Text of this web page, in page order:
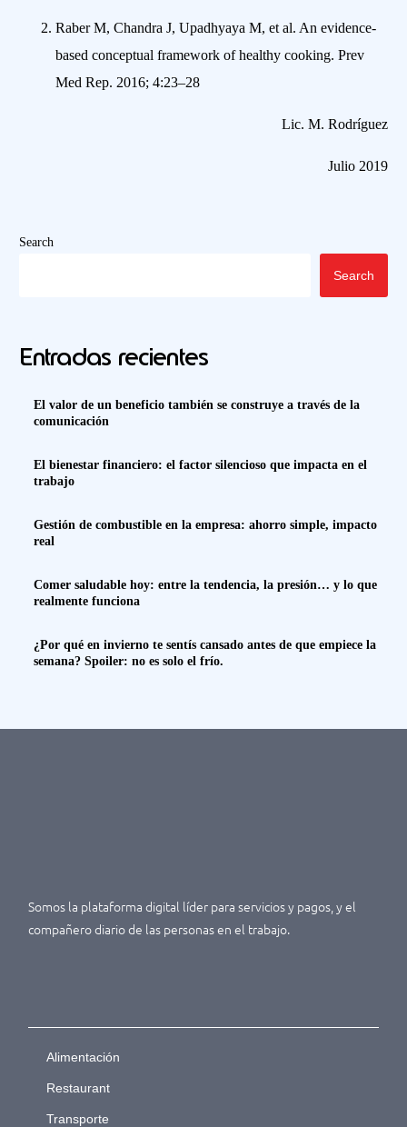
Raber M, Chandra J, Upadhyaya M, et al. An evidence-
based conceptual framework of healthy cooking. Prev
Med Rep. 2016; 4:23–28
Lic. M. Rodríguez
Julio 2019
Search
Search
Entradas recientes
El valor de un beneficio también se construye a través de la
comunicación
El bienestar financiero: el factor silencioso que impacta en el
trabajo
Gestión de combustible en la empresa: ahorro simple, impacto
real
Comer saludable hoy: entre la tendencia, la presión… y lo que
realmente funciona
¿Por qué en invierno te sentís cansado antes de que empiece la
semana? Spoiler: no es solo el frío.
Somos la plataforma digital líder para servicios y pagos, y el
compañero diario de las personas en el trabajo.
Alimentación
Restaurant
Transporte